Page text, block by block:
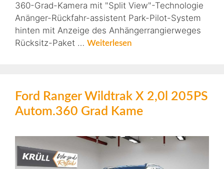
360-Grad-Kamera mit "Split View"-Technologie
Anänger-Rückfahr-assistent Park-Pilot-System
hinten mit Anzeige des Anhängerrangierweges
Rücksitz-Paket … Weiterlesen
Ford Ranger Wildtrak X 2,0l 205PS
Autom.360 Grad Kame